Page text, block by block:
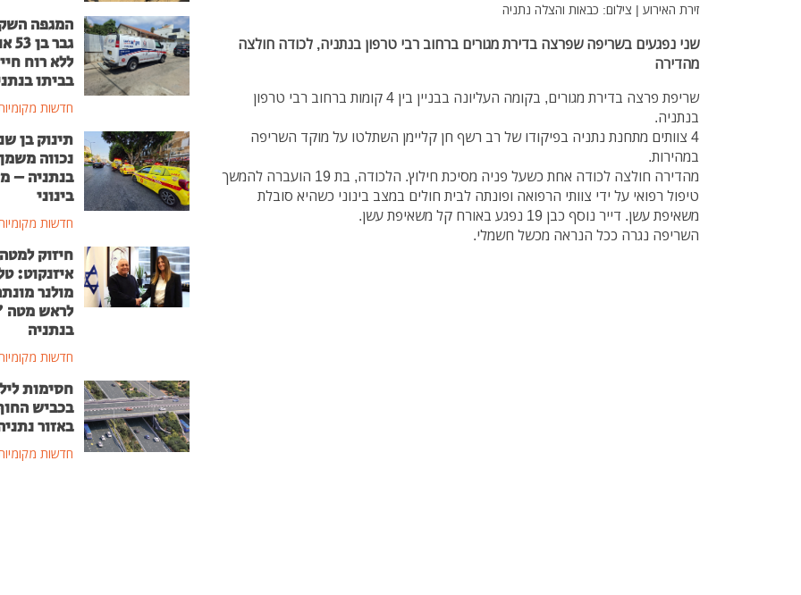
זירת האירוע | צילום: כבאות והצלה נתניה
שני נפגעים בשריפה שפרצה בדירת מגורים ברחוב רבי טרפון בנתניה, לכודה חולצה
מהדירה
שריפת פרצה בדירת מגורים, בקומה העליונה בבניין בין 4 קומות ברחוב רבי טרפון
בנתניה.
4 צוותים מתחנת נתניה בפיקודו של רב רשף חן קליימן השתלטו על מוקד השריפה
במהירות.
מהדירה חולצה לכודה אחת כשעל פניה מסיכת חילוץ. הלכודה, בת 19 הועברה להמשך
טיפול רפואי על ידי צוותי הרפואה ופונתה לבית חולים במצב בינוני כשהיא סובלת
משאיפת עשן. דייר נוסף כבן 19 נפגע באורח קל משאיפת עשן.
השריפה נגרה ככל הנראה מכשל חשמלי.
המגפה
גבר
ללא רוח
בביתו
חדשות
תינוק בן
נכווה
בנתניה –
בינוני
חדשות
חיזוק למטה
איזנקוט:
מולנר
לראש
בנתניה
חדשות
חסימות
בכביש
באזור
חדשות